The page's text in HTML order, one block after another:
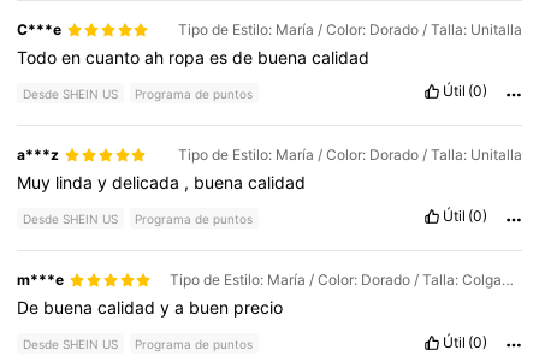
C***e Tipo de Estilo: María / Color: Dorado / Talla: Unitalla
Todoencuantoah ropaesde buenacalidad
Desde SHEIN US Programa de puntos Útil (0)
a***z Tipo de Estilo: María / Color: Dorado / Talla: Unitalla
Muy lindaydelicada , buenacalidad
Desde SHEIN US Programa de puntos Útil (0)
m***e Tipo de Estilo: María / Color: Dorado / Talla: Colgante doble
De buenacalidadya buen precio
Desde SHEIN US Programa de puntos Útil (0)